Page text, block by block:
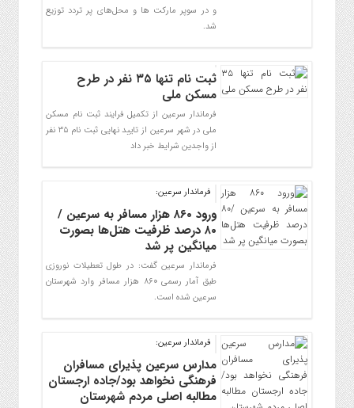
و در سوپر مارکت ها و محل‌های پر تردد توزیع
شد.
ثبت نام تنها ۳۵ نفر در طرح
مسکن ملی
فرماندار سرعین از تکمیل فرایند ثبت نام مسکن
ملی در شهر سرعین از تایید نهایی ثبت نام ۳۵ نفر
از واجدین شرایط خبر داد
فرماندار سرعین:
ورود ۸۶۰ هزار مسافر به سرعین /
۸۰ درصد ظرفیت هتل‌ها بصورت
میانگین پر شد
فرماندار سرعین گفت: در طول تعطیلات نوروزی
طبق آمار رسمی ۸۶۰ هزار مسافر وارد شهرستان
سرعین شده است.
فرماندار سرعین:
مدارس سرعین پذیرای مسافران
فرهنگی نخواهد بود/جاده ارجستان
مطالبه اصلی مردم شهرستان